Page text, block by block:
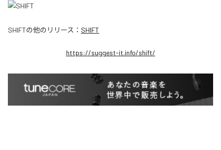
SHIFTの他のリリース： SHIFT
https://suggest-it.info/shift/